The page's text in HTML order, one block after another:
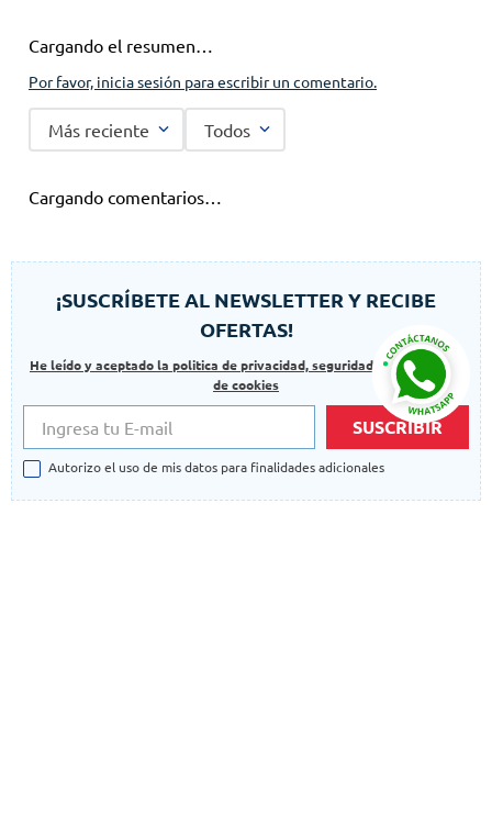
Cargando el resumen…
Por favor, inicia sesión para escribir un comentario.
Más reciente Todos
Cargando comentarios…
¡SUSCRÍBETE AL NEWSLETTER Y RECIBE
OFERTAS!
He leído y aceptado la politica de privacidad, seguridad y las politicas
de cookies
SUSCRIBIR
Autorizo el uso de mis datos para finalidades adicionales